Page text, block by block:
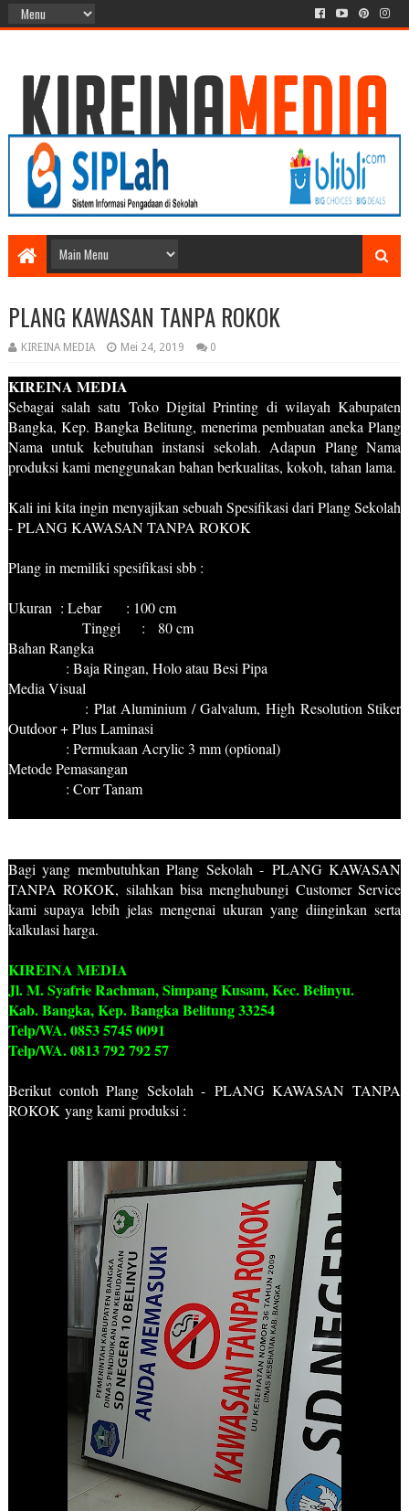
PLANG KAWASAN TANPA ROKOK
KIREINA MEDIA Mei 24, 2019 0
KIREINA MEDIA
Sebagai salah satu Toko Digital Printing di wilayah Kabupaten
Bangka, Kep. Bangka Belitung, menerima pembuatan aneka Plang
Nama untuk kebutuhan instansi sekolah. Adapun Plang Nama
produksi kami menggunakan bahan berkualitas, kokoh, tahan lama.
Kali ini kita ingin menyajikan sebuah Spesifikasi dari Plang Sekolah
- PLANG KAWASAN TANPA ROKOK
Plang in memiliki spesifikasi sbb :
Ukuran : Lebar : 100 cm
Tinggi : 80 cm
Bahan Rangka
: Baja Ringan, Holo atau Besi Pipa
Media Visual
: Plat Aluminium / Galvalum, High Resolution Stiker
Outdoor + Plus Laminasi
: Permukaan Acrylic 3 mm (optional)
Metode Pemasangan
: Corr Tanam
Bagi yang membutuhkan Plang Sekolah - PLANG KAWASAN
TANPA ROKOK, silahkan bisa menghubungi Customer Service
kami supaya lebih jelas mengenai ukuran yang diinginkan serta
kalkulasi harga.
KIREINA MEDIA
Jl. M. Syafrie Rachman, Simpang Kusam, Kec. Belinyu.
Kab. Bangka, Kep. Bangka Belitung 33254
Telp/WA. 0853 5745 0091
Telp/WA. 0813 792 792 57
Berikut contoh Plang Sekolah - PLANG KAWASAN TANPA
ROKOK yang kami produksi :